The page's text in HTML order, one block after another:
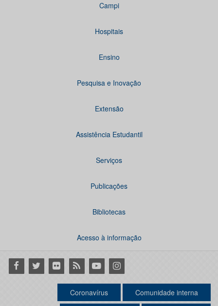
Campi
Hospitais
Ensino
Pesquisa e Inovação
Extensão
Assistência Estudantil
Serviços
Publicações
Bibliotecas
Acesso à informação
Facebook
Twitter Flickr RSS YoutubeInstagram
Coronavírus Comunidade interna